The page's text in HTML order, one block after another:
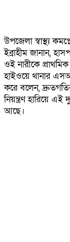
উপজেলা স্বাস্থ্য
ইব্রাহীম জানান,
ওই নারীকে
হাইওয়ে থানার
করে বলেন,
নিয়ন্ত্রণ হারিয়ে
আছে।